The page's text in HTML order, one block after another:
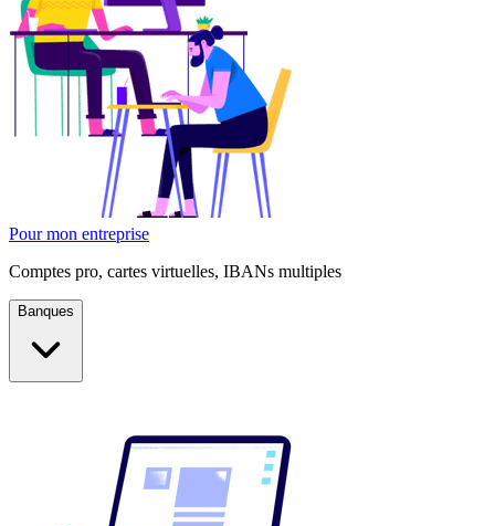
Pour mon entreprise
Comptes pro, cartes virtuelles, IBANs multiples
Banques